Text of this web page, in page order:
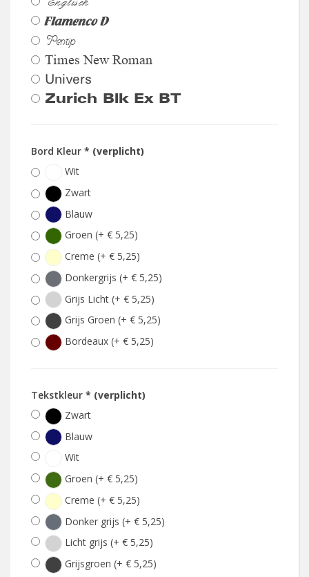
Flamenco D
Pentip
Times New Roman
Univers
Zurich Blk Ex BT
Bord Kleur * (verplicht)
Wit
Zwart
Blauw
Groen (+ € 5,25)
Creme (+ € 5,25)
Donkergrijs (+ € 5,25)
Grijs Licht (+ € 5,25)
Grijs Groen (+ € 5,25)
Bordeaux (+ € 5,25)
Tekstkleur * (verplicht)
Zwart
Blauw
Wit
Groen (+ € 5,25)
Creme (+ € 5,25)
Donker grijs (+ € 5,25)
Licht grijs (+ € 5,25)
Grijsgroen (+ € 5,25)